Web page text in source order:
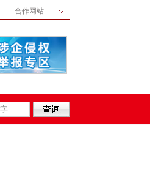
合作网站